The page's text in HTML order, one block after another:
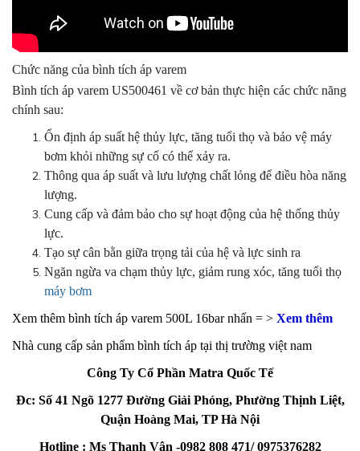
Chức năng của bình tích áp varem
Bình tích áp varem US500461 về cơ bản thực hiện các chức năng
chính sau:
Ổn định áp suất hệ thủy lực, tăng tuổi thọ và bảo vệ máy
bơm khỏi những sự cố có thể xảy ra.
Thông qua áp suất và lưu lượng chất lỏng để điều hòa năng
lượng.
Cung cấp và đảm bảo cho sự hoạt động của hệ thống thủy
lực.
Tạo sự cân bằn giữa trọng tải của hệ và lực sinh ra
Ngăn ngừa va chạm thủy lực, giảm rung xóc, tăng tuổi thọ
máy bơm
Xem thêm bình tích áp varem 500L 16bar nhấn = > Xem thêm
Nhà cung cấp sản phẩm bình tích áp tại thị trường việt nam
Công Ty Cổ Phần Matra Quốc Tế
Đc: Số 41 Ngõ 1277 Đường Giải Phóng, Phường Thịnh Liệt,
Quận Hoàng Mai, TP Hà Nội
Hotline : Ms Thanh Vân -0982 808 471/ 0975376282